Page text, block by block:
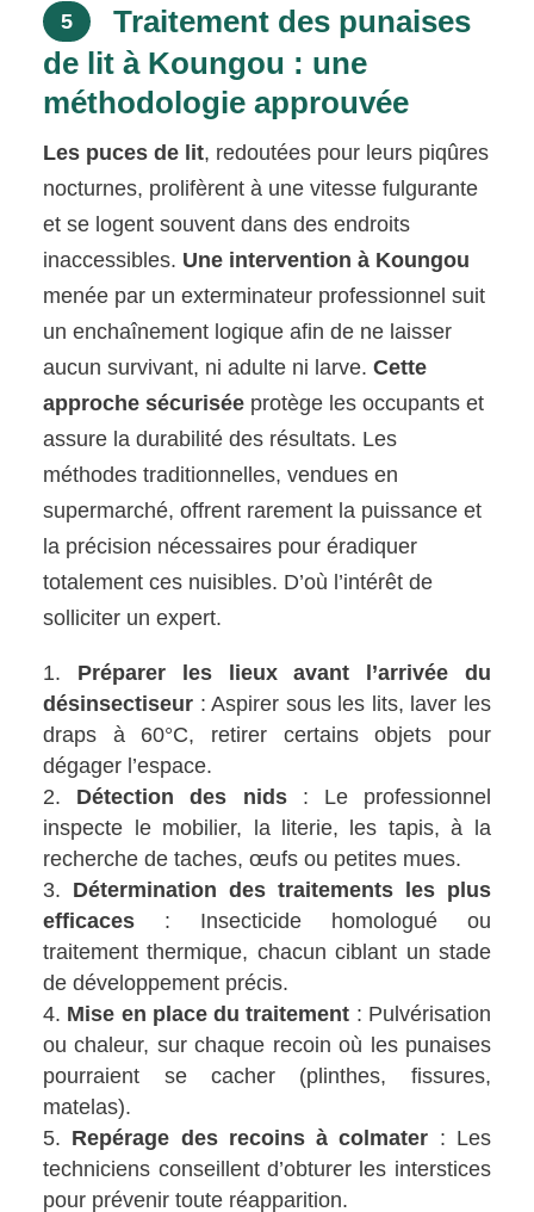
5
Traitement des punaises
de lit à Koungou : une
méthodologie approuvée
Les puces de lit, redoutées pour leurs piqûres
nocturnes, prolifèrent à une vitesse fulgurante
et se logent souvent dans des endroits
inaccessibles. Une intervention à Koungou
menée par un exterminateur professionnel suit
un enchaînement logique afin de ne laisser
aucun survivant, ni adulte ni larve.Cette
approche sécurisée protège les occupants et
assure la durabilité des résultats. Les
méthodes traditionnelles, vendues en
supermarché, offrent rarement la puissance et
la précision nécessaires pour éradiquer
totalement ces nuisibles. D’où l’intérêt de
solliciter un expert.
Préparer les lieux avant l’arrivée du
désinsectiseur : Aspirer sous les lits, laver les
draps à 60°C, retirer certains objets pour
dégager l’espace.
Détection des nids: Le professionnel
inspecte le mobilier, la literie, les tapis, à la
recherche de taches, œufs ou petites mues.
Détermination des traitements les plus
efficaces : Insecticide homologué ou
traitement thermique, chacun ciblant un stade
de développement précis.
Mise en place du traitement : Pulvérisation
ou chaleur, sur chaque recoin où les punaises
pourraient se cacher (plinthes, fissures,
matelas).
Repérage des recoins à colmater : Les
techniciens conseillent d’obturer les interstices
pour prévenir toute réapparition.